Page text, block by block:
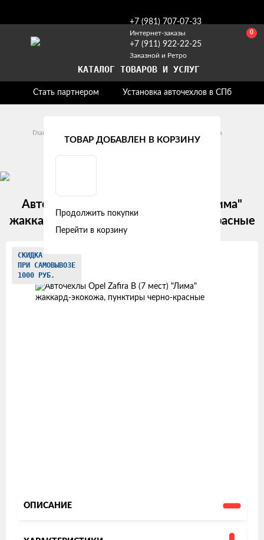
+7 (981) 707-07-33
Интернет-заказы
+7 (911) 922-22-25
Заказной и Ретро
0
КАТАЛОГ ТОВАРОВ И УСЛУГ
Стать партнером Установка авточехлов в СПб
Главная
Zafira
Opel Zafira B (7 мест) (2005 - 2008)
Авточехлы Opel Zafira В (7 мест) "Лима"
жаккард-экокожа, пунктиры черно-красные
Изображения
товаров
СКИДКА
ПРИ САМОВЫВОЗЕ
1000 РУБ.
ОПИСАНИЕ
ТОВАР ДОБАВЛЕН В КОРЗИНУ
Продолжить покупки
Перейти в корзину